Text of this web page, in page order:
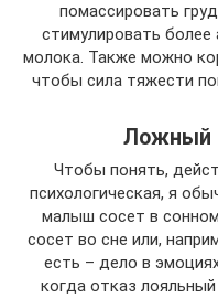
помассировать
стимулировать
молока. Также можно
чтобы сила тяжести
Ложный
Чтобы понять,
психологическая, я
малыш сосет в
сосет во сне или,
есть – дело в
когда отказ